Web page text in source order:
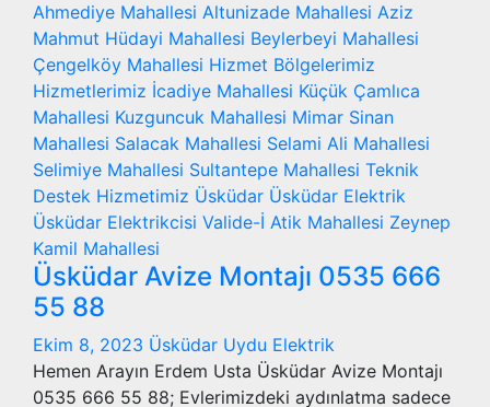
Ahmediye Mahallesi Altunizade Mahallesi Aziz
Mahmut Hüdayi Mahallesi Beylerbeyi Mahallesi
Çengelköy Mahallesi Hizmet Bölgelerimiz
Hizmetlerimiz İcadiye Mahallesi Küçük Çamlıca
Mahallesi Kuzguncuk Mahallesi Mimar Sinan
Mahallesi Salacak Mahallesi Selami Ali Mahallesi
Selimiye Mahallesi Sultantepe Mahallesi Teknik
Destek Hizmetimiz Üsküdar Üsküdar Elektrik
Üsküdar Elektrikcisi Valide-İ Atik Mahallesi Zeynep
Kamil Mahallesi
Üsküdar Avize Montajı 0535 666
55 88
Ekim 8, 2023 Üsküdar Uydu Elektrik
Hemen Arayın Erdem Usta Üsküdar Avize Montajı
0535 666 55 88; Evlerimizdeki aydınlatma sadece